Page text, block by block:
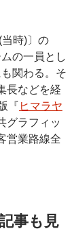
時)〕の
の一員とし
関わる。そ
長などを経
『 ヒマラヤ
グラフィッ
営業路線全
事も見